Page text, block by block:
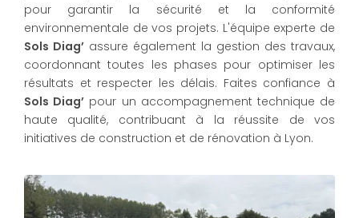
pour garantir la sécurité et la conformité
environnementale de vos projets. L'équipe experte de
Sols Diag’ assure également la gestion des travaux,
coordonnant toutes les phases pour optimiser les
résultats et respecter les délais. Faites confiance à
Sols Diag’ pour un accompagnement technique de
haute qualité, contribuant à la réussite de vos
initiatives de construction et de rénovation à Lyon.